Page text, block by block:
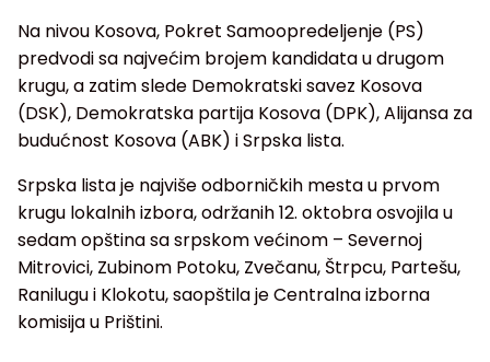
Na nivou Kosova, Pokret Samoopredeljenje (PS)
predvodi sa najvećim brojem kandidata u drugom
krugu, a zatim slede Demokratski savez Kosova
(DSK), Demokratska partija Kosova (DPK), Alijansa za
budućnost Kosova (ABK) i Srpska lista.
Srpska lista je najviše odborničkih mesta u prvom
krugu lokalnih izbora, održanih 12. oktobra osvojila u
sedam opština sa srpskom većinom – Severnoj
Mitrovici, Zubinom Potoku, Zvečanu, Štrpcu, Partešu,
Ranilugu i Klokotu, saopštila je Centralna izborna
komisija u Prištini.